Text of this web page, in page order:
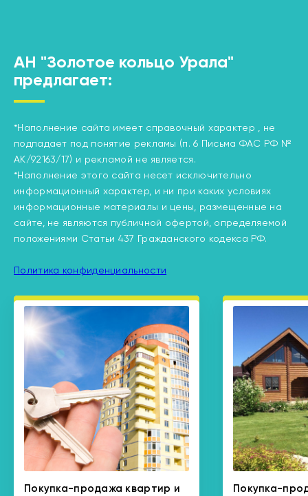
АН "Золотое кольцо Урала"
предлагает:
*Наполнение сайта имеет справочный характер , не
подпадает под понятие рекламы (п. 6 Письма ФАС РФ №
АК/92163/17) и рекламой не является.
*Наполнение этого сайта несет исключительно
информационный характер, и ни при каких условиях
информационные материалы и цены, размещенные на
сайте, не являются публичной офертой, определяемой
положениями Статьи 437 Гражданского кодекса РФ.
Политика конфиденциальности
Покупка-продажа квартир и
Покупка-